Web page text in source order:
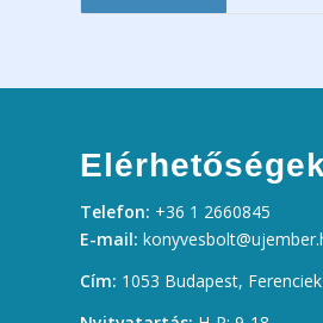
Elérhetőségek
Telefon: +36 1 2660845
E-mail:
Cím: 1053 Budapest,